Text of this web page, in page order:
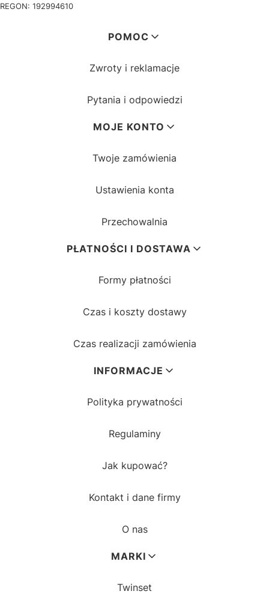
REGON: 192994610
POMOC
Zwroty i reklamacje
Pytania i odpowiedzi
MOJE KONTO
Twoje zamówienia
Ustawienia konta
Przechowalnia
PŁATNOŚCI I DOSTAWA
Formy płatności
Czas i koszty dostawy
Czas realizacji zamówienia
INFORMACJE
Polityka prywatności
Regulaminy
Jak kupować?
Kontakt i dane firmy
O nas
MARKI
Twinset